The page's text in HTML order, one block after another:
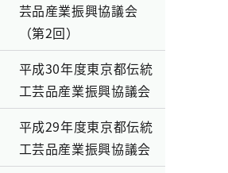
芸品産業振興協議会
（第2回）
平成30年度東京都伝統
工芸品産業振興協議会
平成29年度東京都伝統
工芸品産業振興協議会